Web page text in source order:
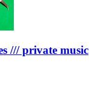
/// private music